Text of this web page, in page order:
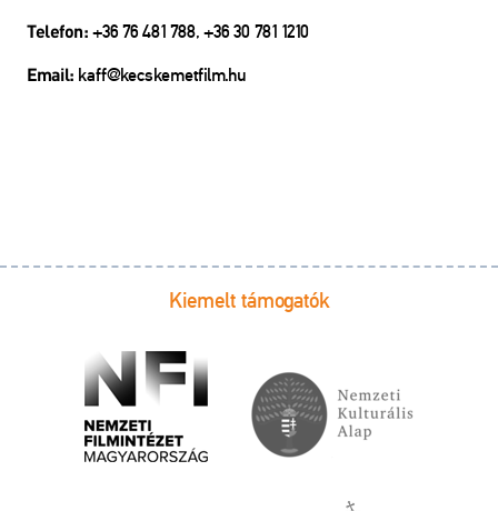
Telefon: +36 76 481 788, +36 30 781 1210
Email: kaff@kecskemetfilm.hu
Kiemelt támogatók